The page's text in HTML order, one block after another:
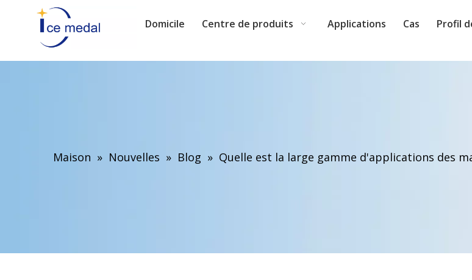
Domicile Centre de produits Applications Cas Profil
Maison » Nouvelles » Blog » Quelle est la large gamme d'applications des